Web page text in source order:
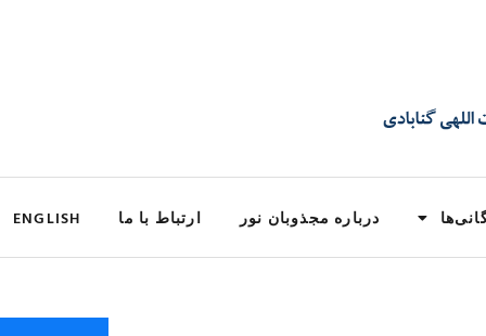
درباره مجذوبان نور ارتباط با ما ENGLISH